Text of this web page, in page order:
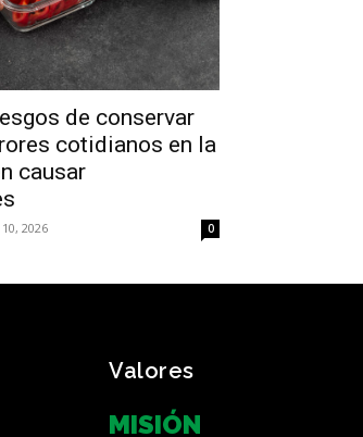
de conservar
cotidianos en la
causar
2026 0
Valores
MISIÓN